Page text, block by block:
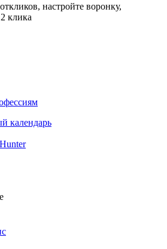
настройте воронку,
клика
календарь